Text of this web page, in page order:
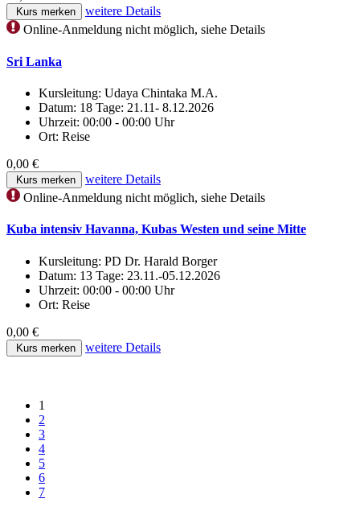
Kurs merken
weitere Details
Online-Anmeldung nicht möglich, siehe Details
Sri Lanka
Kursleitung: Udaya Chintaka M.A.
Datum: 18 Tage: 21.11- 8.12.2026
Uhrzeit: 00:00 - 00:00 Uhr
Ort: Reise
0,00 €
Kurs merken
weitere Details
Online-Anmeldung nicht möglich, siehe Details
Kuba intensiv Havanna, Kubas Westen und seine Mitte
Kursleitung: PD Dr. Harald Borger
Datum: 13 Tage: 23.11.-05.12.2026
Uhrzeit: 00:00 - 00:00 Uhr
Ort: Reise
0,00 €
Kurs merken weitere Details
1
2
3
4
5
6
7